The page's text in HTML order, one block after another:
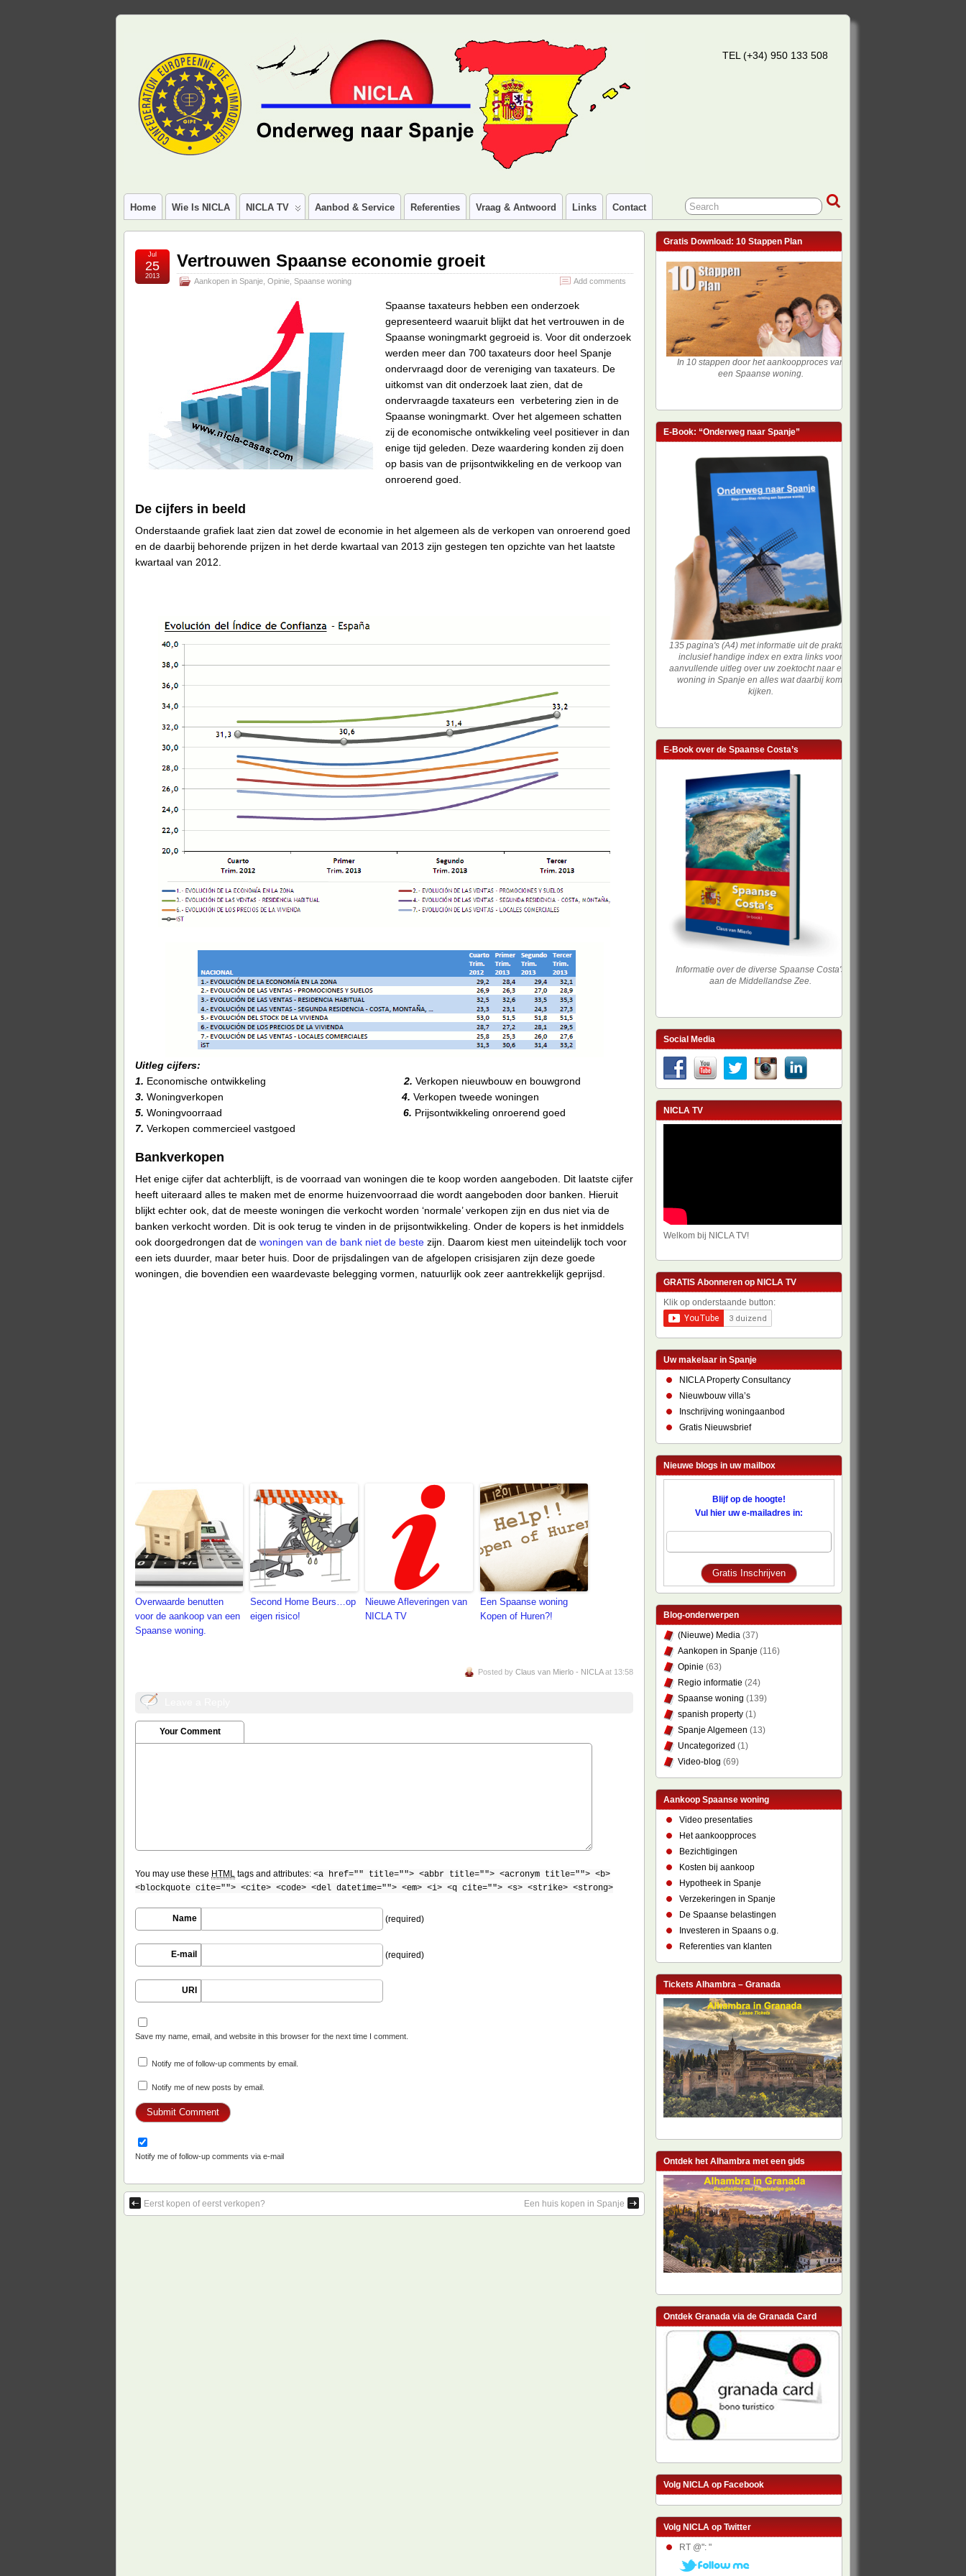
TEL (+34) 950 133 508
Home Wie Is NICLA NICLA TV Aanbod & Service Referenties Vraag & Antwoord Links Contact
Vertrouwen Spaanse economie groeit
Aankopen in Spanje Opinie Spaanse woning Add comments
Jul
25
2013
Spaanse taxateurs hebben een onderzoek
gepresenteerd waaruit blijkt dat het vertrouwen in de
Spaanse woningmarkt gegroeid is. Voor dit onderzoek
werden meer dan 700 taxateurs door heel Spanje
ondervraagd door de vereniging van taxateurs. De
uitkomst van dit onderzoek laat zien, dat de
ondervraagde taxateurs een verbetering zien in de
Spaanse woningmarkt. Over het algemeen schatten
zij de economische ontwikkeling veel positiever in dan
enige tijd geleden. Deze waardering konden zij doen
op basis van de prijsontwikkeling en de verkoop van
onroerend goed.
De cijfers in beeld
Onderstaande grafiek laat zien dat zowel de economie in het algemeen als de verkopen van onroerend goed
en de daarbij behorende prijzen in het derde kwartaal van 2013 zijn gestegen ten opzichte van het laatste
kwartaal van 2012.
Uitleg cijfers:
1. Economische ontwikkeling 2. Verkopen nieuwbouw en bouwgrond
3. Woningverkopen 4. Verkopen tweede woningen
5. Woningvoorraad 6. Prijsontwikkeling onroerend goed
7. Verkopen commercieel vastgoed
Bankverkopen
Het enige cijfer dat achterblijft, is de voorraad van woningen die te koop worden aangeboden. Dit laatste cijfer
heeft uiteraard alles te maken met de enorme huizenvoorraad die wordt aangeboden door banken. Hieruit
blijkt echter ook, dat de meeste woningen die verkocht worden ‘normale’ verkopen zijn en dus niet via de
banken verkocht worden. Dit is ook terug te vinden in de prijsontwikkeling. Onder de kopers is het inmiddels
ook doorgedrongen dat de woningen van de bank niet de beste zijn. Daarom kiest men uiteindelijk toch voor
een iets duurder, maar beter huis. Door de prijsdalingen van de afgelopen crisisjaren zijn deze goede
woningen, die bovendien een waardevaste belegging vormen, natuurlijk ook zeer aantrekkelijk geprijsd.
Overwaarde benutten
voor de aankoop van een
Spaanse woning.
Second Home Beurs…op
eigen risico!
Nieuwe Afleveringen van
NICLA TV
Een Spaanse woning
Kopen of Huren?!
Posted by Claus van Mierlo - NICLAat 13:58
Your Comment
You may use these HTML tags and attributes: <a href="" title=""> <abbr title=""> <acronym title=""> <b>
<blockquote cite=""> <cite> <code> <del datetime=""> <em> <i> <q cite=""> <s> <strike> <strong>
Name (required)
E-mail (required)
URI
Save my name, email, and website in this browser for the next time I comment.
Notify me of follow-up comments by email.
Notify me of new posts by email.
Notify me of follow-up comments via e-mail
Eerst kopen of eerst verkopen? Een huis kopen in Spanje
Gratis Download: 10 Stappen Plan
In 10 stappen door het aankoopproces van
een Spaanse woning.
E-Book: “Onderweg naar Spanje”
135 pagina's (A4) met informatie uit de praktijk,
inclusief handige index en extra links voor
aanvullende uitleg over uw zoektocht naar een
woning in Spanje en alles wat daarbij komt
kijken.
E-Book over de Spaanse Costa’s
Informatie over de diverse Spaanse Costa's
aan de Middellandse Zee.
Social Media
NICLA TV
Welkom bij NICLA TV!
GRATIS Abonneren op NICLA TV
Klik op onderstaande button:
Uw makelaar in Spanje
NICLA Property Consultancy
Nieuwbouw villa’s
Inschrijving woningaanbod
Gratis Nieuwsbrief
Nieuwe blogs in uw mailbox
Blijf op de hoogte!
Vul hier uw e-mailadres in:
Blog-onderwerpen
(Nieuwe) Media (37)
Aankopen in Spanje (116)
Opinie (63)
Regio informatie (24)
Spaanse woning (139)
spanish property (1)
Spanje Algemeen (13)
Uncategorized (1)
Video-blog (69)
Aankoop Spaanse woning
Video presentaties
Het aankoopproces
Bezichtigingen
Kosten bij aankoop
Hypotheek in Spanje
Verzekeringen in Spanje
De Spaanse belastingen
Investeren in Spaans o.g.
Referenties van klanten
Tickets Alhambra – Granada
Ontdek het Alhambra met een gids
Ontdek Granada via de Granada Card
Volg NICLA op Facebook
Volg NICLA op Twitter
RT @": "